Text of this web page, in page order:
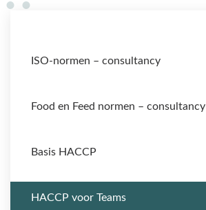
ISO-normen – consultancy
Food en Feed normen – consultancy
Basis HACCP
HACCP voor Teams